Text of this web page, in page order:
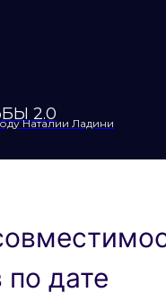
2.0
Наталии Ладини
по дате